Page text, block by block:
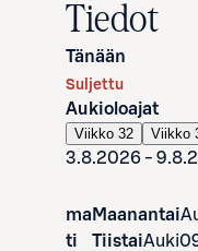
Tiedot
Tänään
Suljettu
Aukioloajat
Viikko 32 Viikko
3.8.2026 -
ma Maanantai
ti
TiistaiAuki